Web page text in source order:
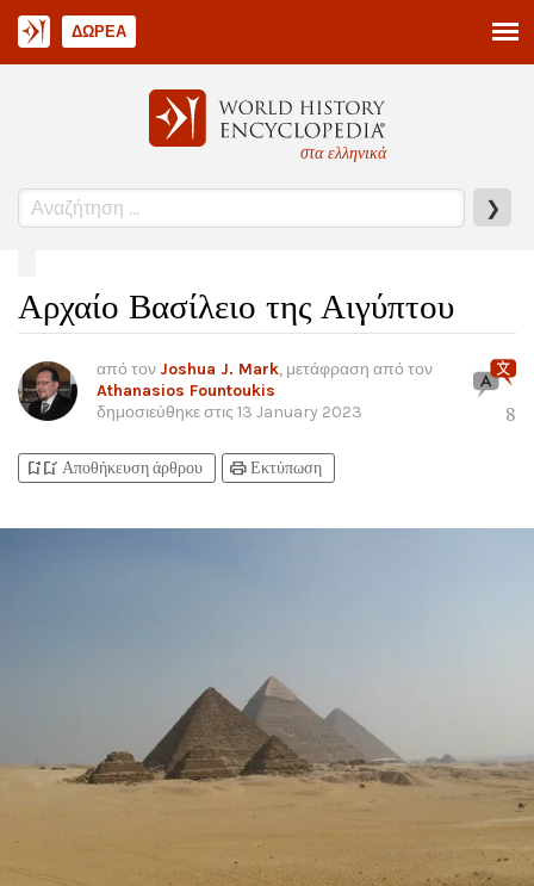
στα ελληνικά
❯
ΔΩΡΕΆ
Αρχαίο Βασίλειο της Αιγύπτου
από τον Joshua J. Mark, μετάφραση από τον
Athanasios Fountoukis
δημοσιεύθηκε στις 13 January 2023 8
bookmark_addbookmark_added Αποθήκευση άρθρου printΕκτύπωση